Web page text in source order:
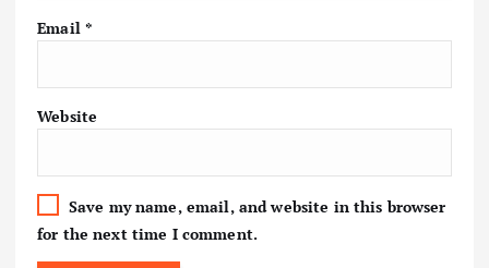
Email *
Website
Save my name, email, and website in this browser
for the next time I comment.